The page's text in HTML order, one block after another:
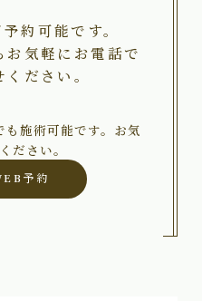
約可能です。
気軽にお電話で
ださい。
施術可能です。お気
ださい。
予約